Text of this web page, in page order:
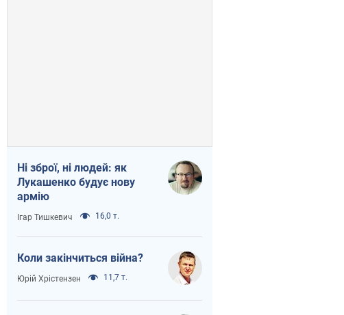
Ні зброї, ні людей: як
Лукашенко будує нову
армію
Ігар Тишкевич 16,0 т.
Коли закінчиться війна?
Юрій Хрістензен 11,7 т.